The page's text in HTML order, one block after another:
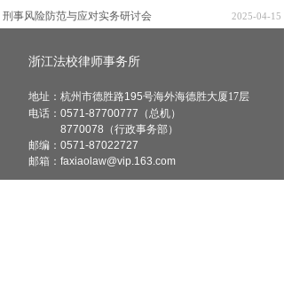
刑事风险防范与应对实务研讨会
2025-04-15
浙江法校律师事务所
地址：杭州市德胜路195号海外海德胜大厦17层
电话：0571-87700777（总机）
8770078（行政事务部）
邮编： 0571-87022727
邮箱：faxiaolaw@vip.163.com